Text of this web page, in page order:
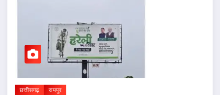
छत्तीसगढ़ रायपुर